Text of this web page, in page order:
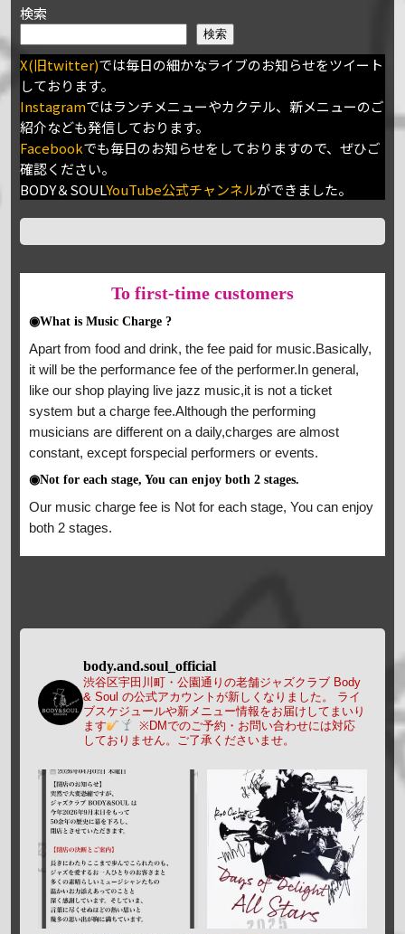
検索
検索
X(旧twitter)では毎日の細かなライブのお知らせをツイート
しております。
Instagramではランチメニューやカクテル、新メニューのご
紹介なども発信しております。
Facebookでも毎日のお知らせをしておりますので、ぜひご
確認ください。
BODY＆SOULYouTube公式チャンネルができました。
To first-time customers
◉What is Music Charge ?
Apart from food and drink, the fee paid for music.Basically,
it will be the performance fee of the performer.In general,
like our shop playing live jazz music,it is not a ticket
system but a charge fee.Although the performing
musicians are different on a daily,charges are almost
constant, except forspecial performers or events.
◉Not for each stage, You can enjoy both 2 stages.
Our music charge fee is Not for each stage, You can enjoy
both 2 stages.
body.and.soul_official
渋谷区宇田川町・公園通りの老舗ジャズクラブ Body
& Soul の公式アカウントが新しくなりました。
ライ
ブスケジュールや新メニュー情報をお届けしてまいり
ます
※DMでのご予約・お問い合わせには対応
しておりません。ご了承くださいませ。